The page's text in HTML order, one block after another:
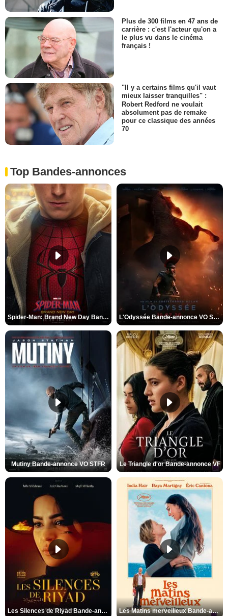
Plus de 300 films en 47 ans de
carrière : c'est l'acteur qu'on a
le plus vu dans le cinéma
français !
"Il y a certains films qu'il vaut
mieux laisser tranquilles" :
Robert Redford ne voulait
absolument pas de remake
pour ce classique des années
70
Top Bandes-annonces
Spider-Man: Brand New Day Bande-annonce VO STFR L'Odyssée Bande-annonce VO STFR
Mutiny Bande-annonce VO STFR Le Triangle d'or Bande-annonce VF
Les Silences de Riyad Bande-annonce VO STFR Les Matins merveilleux Bande-annonce VF